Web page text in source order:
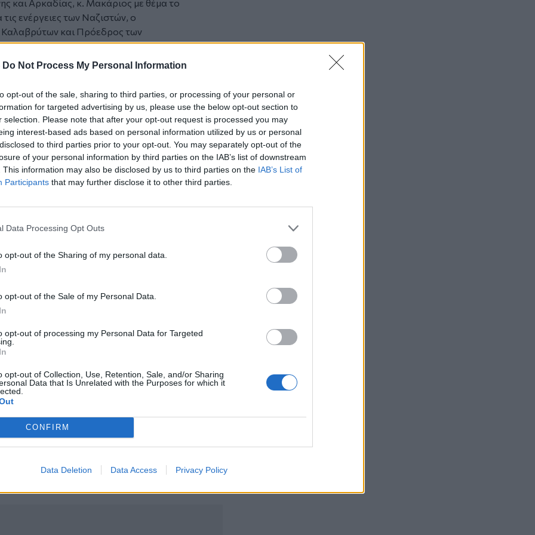
Do Not Process My Personal Information
opt-out of the sale, sharing to third parties, or processing of your personal or
for targeted advertising by us, please use the below opt-out section to
selection. Please note that after your opt-out request is processed you may
interest-based ads based on personal information utilized by us or personal
to third parties prior to your opt-out. You may separately opt-out of the
of your personal information by third parties on the IAB’s list of downstream
This information may also be disclosed by us to third parties on the IAB’s List of
Participants that may further disclose it to other third parties.
Data Processing Opt Outs
opt-out of the Sharing of my personal data.
opt-out of the Sale of my Personal Data.
opt-out of processing my Personal Data for Targeted
opt-out of Collection, Use, Retention, Sale, and/or Sharing
Data that Is Unrelated with the Purposes for which it
CONFIRM
Data Deletion Data Access Privacy Policy
και Αρκαδίας, κ. Μακάριος με θέμα το
ενέργειες των Ναζιστών, ο
και Πρόεδρος των
Χωριά και τα Ολοκαυτώματα, ο
θέμα την διεκδίκηση του Κατοχικού
τ. Πρόεδρος της Ελληνικής
Ελλάδος από τη Γερμανία για το
Η Ημερίδα θα ολοκληρωθεί με την
Μητροπολίτου Κισάμου και Σελίνου
θα συνοψίσει τα βασικά σημεία
σημασία της διατήρησης της
των Τοπικών Αρχών, των Ερευνητών
αναμένεται να ενισχύσει τον διάλογο
Η ΟΑΚ, μέσα από αυτή την
ευαισθητοποίηση της κοινής γνώμης,
και την αποφυγή της λήθης.
την
άγονο διαγωνισμό ελαιολάδου
από το Σωματείο Προσωπικού
'60
Google Newsκαι στο
μας στο
στοιχείων από τους παραγωγούς
20:48